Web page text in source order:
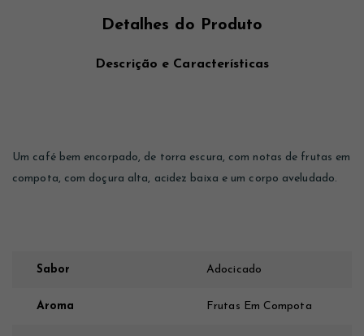
Detalhes do Produto
Descrição e Características
Um café bem encorpado, de torra escura, com notas de frutas em
compota, com doçura alta, acidez baixa e um corpo aveludado.
Sabor Adocicado
Aroma Frutas Em Compota